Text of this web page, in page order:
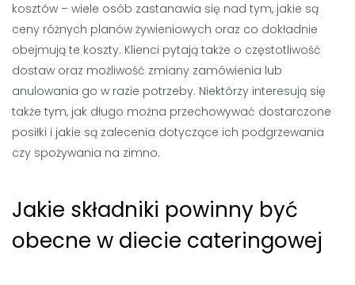
kosztów – wiele osób zastanawia się nad tym, jakie są
ceny różnych planów żywieniowych oraz co dokładnie
obejmują te koszty. Klienci pytają także o częstotliwość
dostaw oraz możliwość zmiany zamówienia lub
anulowania go w razie potrzeby. Niektórzy interesują się
także tym, jak długo można przechowywać dostarczone
posiłki i jakie są zalecenia dotyczące ich podgrzewania
czy spożywania na zimno.
Jakie składniki powinny być
obecne w diecie cateringowej